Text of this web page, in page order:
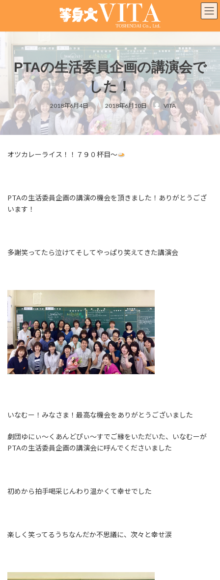
ン
ー
PTAの生活委員企画の講演会で
した！
2018年6月4日
最
終
新
日
時
:
2018年6月10日 VITA
オツカレーライス！！７９０杯目～
PTAの生活委員企画の講演の機会を頂きました！ありがとうござ
います！
多謝笑ってたら泣けてそしてやっぱり笑えてきた講演会
いなむー！みなさま！最高な機会をありがとうございました
劇団ゆにぃ〜くあんどぴぃ〜すでご縁をいただいた、いなむーが
PTAの生活委員企画の講演会に呼んでくださいました
初めから拍手喝采 じんわり温かくて幸せでした
楽しく笑ってるうちなんだか不思議に、次々と幸せ涙